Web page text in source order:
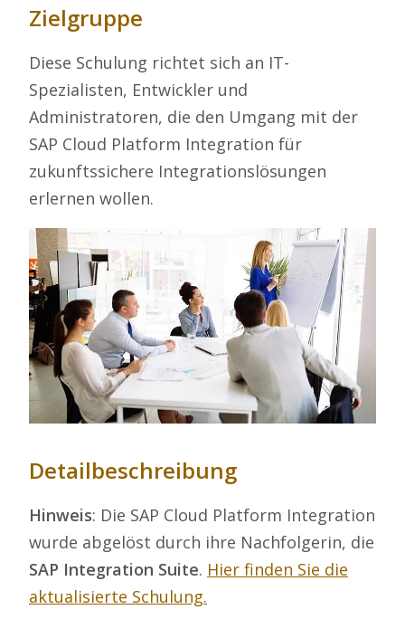
Zielgruppe
Diese Schulung richtet sich an IT-
Spezialisten, Entwickler und
Administratoren, die den Umgang mit der
SAP Cloud Platform Integration für
zukunftssichere Integrationslösungen
erlernen wollen.
Detailbeschreibung
Hinweis: Die SAP Cloud Platform Integration
wurde abgelöst durch ihre Nachfolgerin, die
SAP Integration Suite. Hier finden Sie die
aktualisierte Schulung.